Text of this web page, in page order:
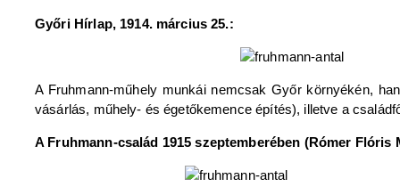
Győri Hírlap, 1914. március 25.:
A Fruhmann-műhely munkái nemcsak Győr környékén,
vásárlás, műhely- és égetőkemence építés), illetve a
A Fruhmann-család 1915 szeptemberében (Rómer